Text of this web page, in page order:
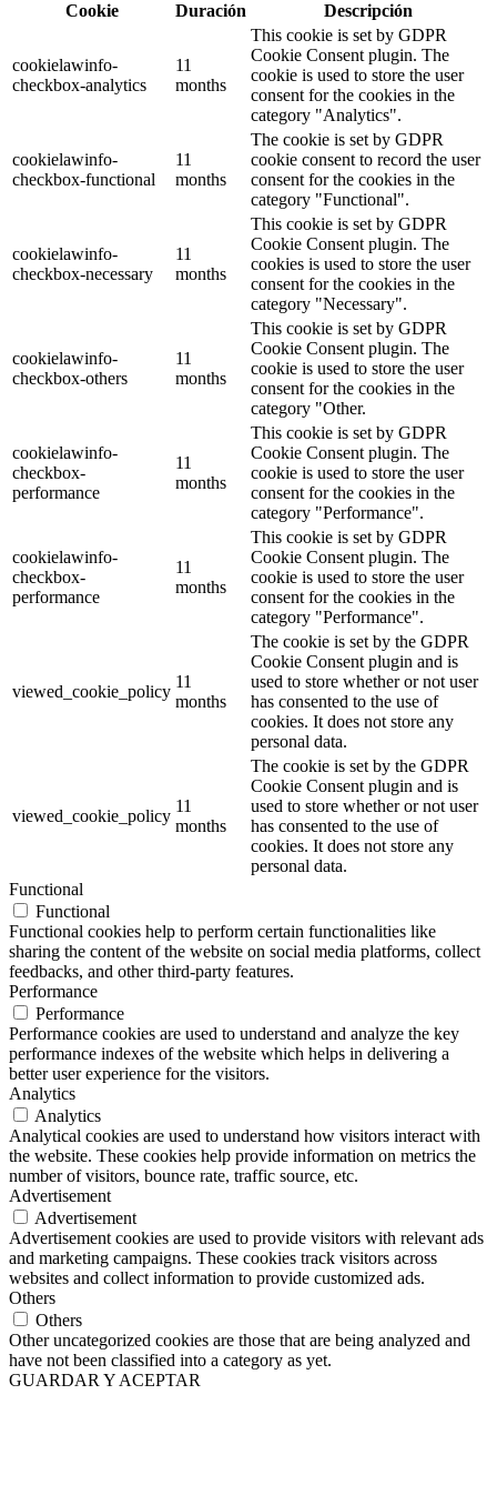
Cookie
Duración Descripción
cookielawinfo-
checkbox-analytics
11
months
This cookie is set by GDPR
Cookie Consent plugin. The
cookie is used to store the user
consent for the cookies in the
category "Analytics".
cookielawinfo-
checkbox-functional
11
months
The cookie is set by GDPR
cookie consent to record the user
consent for the cookies in the
category "Functional".
cookielawinfo-
checkbox-necessary
11
months
This cookie is set by GDPR
Cookie Consent plugin. The
cookies is used to store the user
consent for the cookies in the
category "Necessary".
cookielawinfo-
checkbox-others
11
months
This cookie is set by GDPR
Cookie Consent plugin. The
cookie is used to store the user
consent for the cookies in the
category "Other.
cookielawinfo-
checkbox-
performance
11
months
This cookie is set by GDPR
Cookie Consent plugin. The
cookie is used to store the user
consent for the cookies in the
category "Performance".
cookielawinfo-
checkbox-
performance
11
months
This cookie is set by GDPR
Cookie Consent plugin. The
cookie is used to store the user
consent for the cookies in the
category "Performance".
viewed_cookie_policy
11
months
The cookie is set by the GDPR
Cookie Consent plugin and is
used to store whether or not user
has consented to the use of
cookies. It does not store any
personal data.
viewed_cookie_policy
11
months
The cookie is set by the GDPR
Cookie Consent plugin and is
used to store whether or not user
has consented to the use of
cookies. It does not store any
personal data.
Functional
Functional
Functional cookies help to perform certain functionalities like
sharing the content of the website on social media platforms, collect
feedbacks, and other third-party features.
Performance
Performance
Performance cookies are used to understand and analyze the key
performance indexes of the website which helps in delivering a
better user experience for the visitors.
Analytics
Analytics
Analytical cookies are used to understand how visitors interact with
the website. These cookies help provide information on metrics the
number of visitors, bounce rate, traffic source, etc.
Advertisement
Advertisement
Advertisement cookies are used to provide visitors with relevant ads
and marketing campaigns. These cookies track visitors across
websites and collect information to provide customized ads.
Others
Others
Other uncategorized cookies are those that are being analyzed and
have not been classified into a category as yet.
GUARDAR Y ACEPTAR